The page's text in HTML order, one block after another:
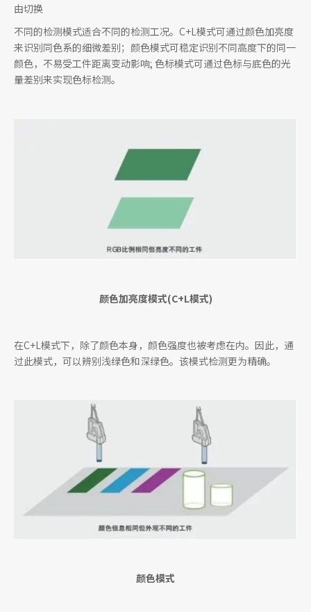
由切换
不同的检测模式适合不同的检测工况。C+L模式可通过颜色加亮度
来识别同色系的细微差别；颜色模式可稳定识别不同高度下的同一
颜色，不易受工件距离变动影响; 色标模式可通过色标与底色的光
量差别来实现色标检测。
颜色加亮度模式(C+L模式)
在C+L模式下，除了颜色本身，颜色强度也被考虑在内。因此，通
过此模式，可以辨别浅绿色和深绿色。该模式检测更为精确。
颜色模式